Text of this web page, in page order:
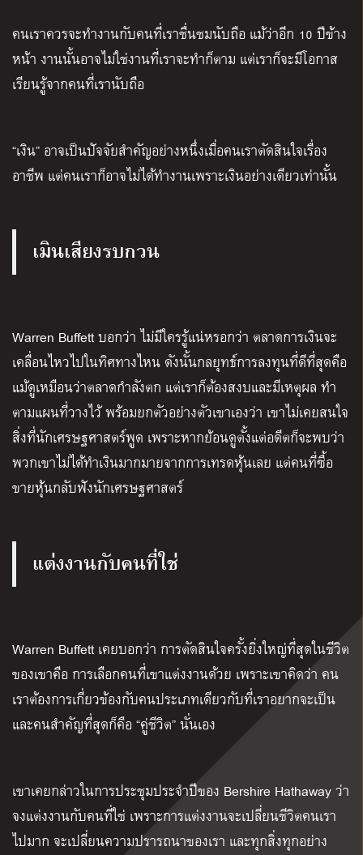
คนเราควรจะทำงานกับคนที่เราชื่นชมนับถือ แม้ว่าอีก 10 ปีข้าง
หน้า งานนั้นอาจไม่ใช่งานที่เราจะทำก็ตาม แต่เราก็จะมีโอกาส
เรียนรู้จากคนที่เรานับถือ
“เงิน” อาจเป็นปัจจัยสำคัญอย่างหนึ่งเมื่อคนเราตัดสินใจเรื่อง
อาชีพ แต่คนเราก็อาจไม่ได้ทำงานเพราะเงินอย่างเดียวเท่านั้น
เมินเสียงรบกวน
Warren Buffett บอกว่า ไม่มีใครรู้แน่หรอกว่า ตลาดการเงินจะ
เคลื่อนไหวไปในทิศทางไหน ดังนั้นกลยุทธ์การลงทุนที่ดีที่สุดคือ
แม้ดูเหมือนว่าตลาดกำลังตก แต่เราก็ต้องสงบและมีเหตุผล ทำ
ตามแผนที่วางไว้ พร้อมยกตัวอย่างตัวเขาเองว่า เขาไม่เคยสนใจ
สิ่งที่นักเศรษฐศาสตร์พูด เพราะหากย้อนดูตั้งแต่อดีตก็จะพบว่า
พวกเขาไม่ได้ทำเงินมากมายจากการเทรดหุ้นเลย แต่คนที่ซื้อ
ขายหุ้นกลับฟังนักเศรษฐศาสตร์
แต่งงานกับคนที่ใช่
Warren Buffett เคยบอกว่า การตัดสินใจครั้งยิ่งใหญ่ที่สุดในชีวิต
ของเขาคือ การเลือกคนที่เขาแต่งงานด้วย เพราะเขาคิดว่า คน
เราต้องการเกี่ยวข้องกับคนประเภทเดียวกับที่เราอยากจะเป็น
และคนสำคัญที่สุดก็คือ “คู่ชีวิต” นั่นเอง
เขาเคยกล่าวในการประชุมประจำปีของ Bershire Hathaway ว่า
จงแต่งงานกับคนที่ใช่ เพราะการแต่งงานจะเปลี่ยนชีวิตคนเรา
ไปมาก จะเปลี่ยนความปรารถนาของเรา และทุกสิ่งทุกอย่าง